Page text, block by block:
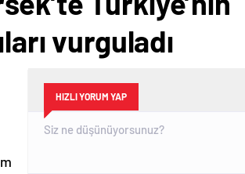
vurguladı
HIZLI YORUM YAP